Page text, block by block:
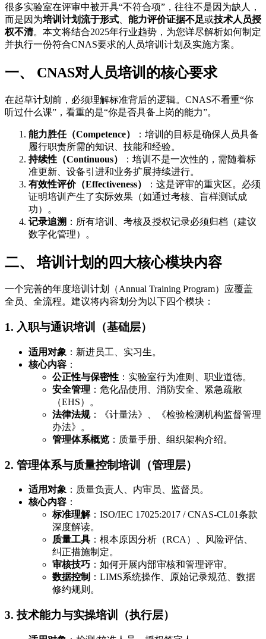
很多实验室在评审中被开具“不符合项”，往往不是因为缺人，
而是因为培训计划流于形式 能力评价证据不足或技术人员授
权不清。本文将结合2025年行业趋势，为您详尽解析如何制定
并执行一份符合CNAS要求的人员培训计划及实施方案。
一、 CNAS对人员培训的核心要求
在起草计划前，必须理解标准背后的逻辑。CNAS不看重“你
听过什么课”，看重的是“你是否具备上岗的能力”。
能力胜任（Competence）
：培训的目标是确保人员具备
履行职责所需的知识、技能和经验。
持续性（Continuous）
：培训不是一次性的，需随着标
准更新、设备引进和业务扩展持续进行。
有效性评价（Effectiveness）
：这是评审的重灾区。必须
证明培训产生了实际效果（如通过考核、盲样测试成
功）。
记录追溯 ：所有培训、考核及授权记录必须归档（建议
数字化管理）。
二、 培训计划的四大核心模块内容
一个完善的年度培训计划（Annual Training Program）应覆盖
全员、全流程。建议将内容划分为以下四个模块：
1. 入职与通识培训（基础层）
适用对象 ：新进员工、实习生。
核心内容 ：
公正性与保密性 ：实验室行为准则、职业道德。
安全管理 ：危化品使用、消防安全、紧急疏散
（EHS）。
法律法规：《计量法》、《检验检测机构监督管理
办法》。
管理体系概览 ：质量手册、组织架构介绍。
2. 管理体系与质量控制培训（管理层）
适用对象 ：质量负责人、内审员、监督员。
核心内容 ：
标准理解：ISO/IEC 17025:2017 / CNAS-CL01条款
深度解读。
质量工具 ：根本原因分析（RCA）、风险评估、
纠正措施制定。
审核技巧 ：如何开展内部审核和管理评审。
数据控制 ：LIMS系统操作、原始记录规范、数据
修约规则。
3. 技术能力与实操培训（执行层）